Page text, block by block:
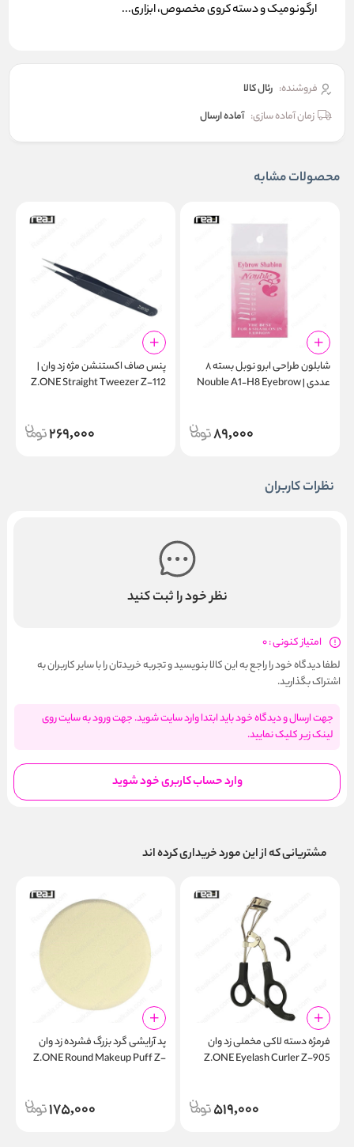
ارگونومیک و دسته کروی مخصوص، ابزاری...
فروشنده: رئال كالا
زمان آماده سازی: آماده ارسال
محصولات مشابه
شابلون طراحی ابرو نوبل بسته ۸
عددی | Nouble A1‑H8 Eyebrow
89,000
پنس صاف اکستنشن مژه زد وان |
Z.ONE Straight Tweezer Z-112
269,000
نظرات کاربران
نظر خود را ثبت کنید
امتیاز کنونی : 0
لطفا دیدگاه خود را راجع به این کالا بنویسید و تجربه خریدتان را با سایر کاربران به
اشتراک بگذارید.
جهت ارسال و دیدگاه خود باید ابتدا وارد سایت شوید. جهت ورود به سایت روی
لینک زیر کلیک نمایید.
وارد حساب کاربری خود شوید
مشتریانی که از این مورد خریداری کرده اند
فرمژه دسته لاکی مخملی زد وان
Z.ONE Eyelash Curler Z-905
519,000
پد آرایشی گرد بزرگ فشرده زد وان
Z.ONE Round Makeup Puff Z-
175,000